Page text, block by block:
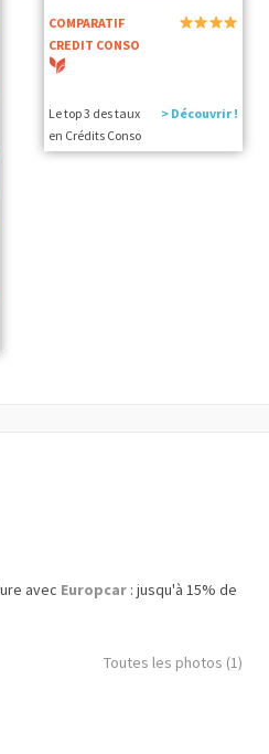
COMPARATIF
CREDIT CONSO
Le top 3 des taux
en Crédits Conso
> Découvrir !
avec Europcar : jusqu'à 15% de
Toutes les photos (1)